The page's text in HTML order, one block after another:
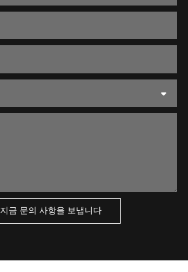
지금 문의 사항을 보냅니다